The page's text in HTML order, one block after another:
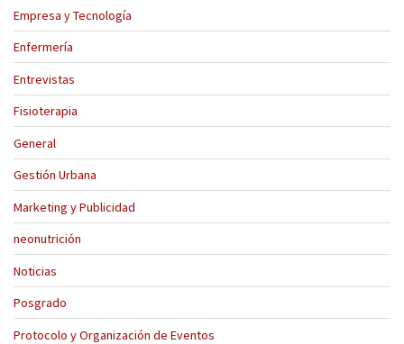
Empresa y Tecnología
Enfermería
Entrevistas
Fisioterapia
General
Gestión Urbana
Marketing y Publicidad
neonutrición
Noticias
Posgrado
Protocolo y Organización de Eventos